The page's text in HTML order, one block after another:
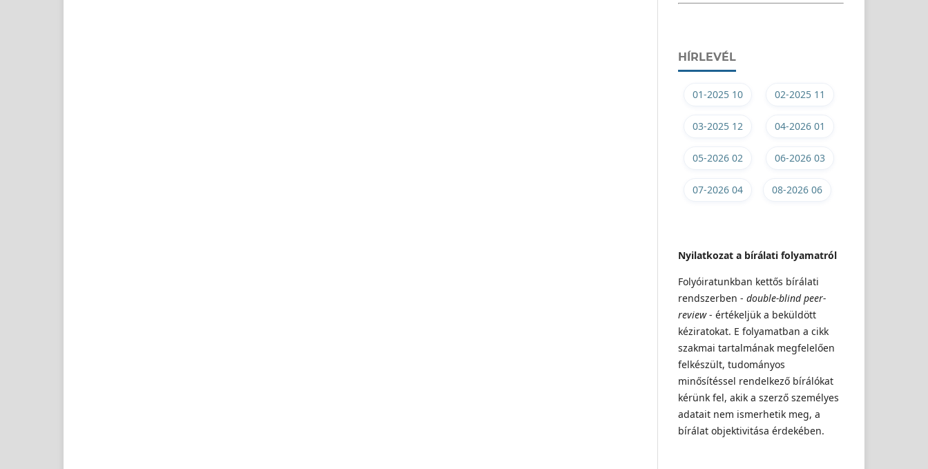
HÍRLEVÉL
01-2025 10 02-2025 11
03-2025 12 04-2026 01
05-2026 02 06-2026 03
07-2026 04 08-2026 06
Nyilatkozat a bírálati folyamatról
Folyóiratunkban kettős bírálati
rendszerben - double-blind peer-
review- értékeljük a beküldött
kéziratokat. E folyamatban a cikk
szakmai tartalmának megfelelően
felkészült, tudományos
minősítéssel rendelkező bírálókat
kérünk fel, akik a szerző személyes
adatait nem ismerhetik meg, a
bírálat objektivitása érdekében.